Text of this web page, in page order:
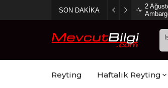
SON DAKİKA
2
Reyting Haftalık Reyting